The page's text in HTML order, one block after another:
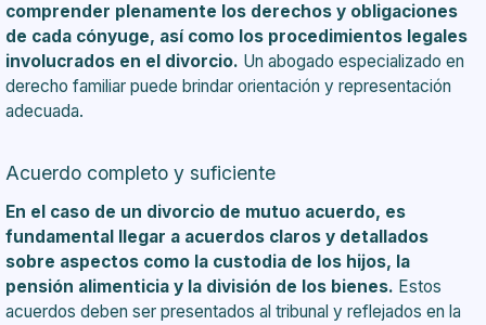
comprender plenamente los derechos y obligaciones
de cada cónyuge, así como los procedimientos legales
involucrados en el divorcio. Un abogado especializado en
derecho familiar puede brindar orientación y representación
adecuada.
Acuerdo completo y suficiente
En el caso de un divorcio de mutuo acuerdo, es
fundamental llegar a acuerdos claros y detallados
sobre aspectos como la custodia de los hijos, la
pensión alimenticia y la división de los bienes. Estos
acuerdos deben ser presentados al tribunal y reflejados en la